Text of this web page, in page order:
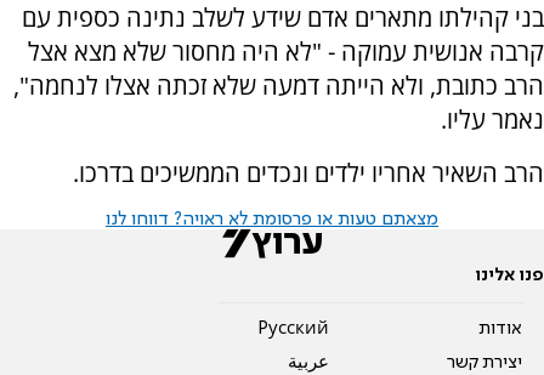
בני קהילתו מתארים אדם שידע לשלב נתינה כספית עם
קרבה אנושית עמוקה - "לא היה מחסור שלא מצא אצל
הרב כתובת, ולא הייתה דמעה שלא זכתה אצלו לנחמה",
נאמר עליו.
הרב השאיר אחריו ילדים ונכדים הממשיכים בדרכו.
מצאתם טעות או פרסומת לא ראויה? דווחו לנו
פנו אלינו
אודות
יצירת קשר
Pусский
عربية